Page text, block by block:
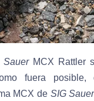
SauerMCX Rattler
fuera posible,
MCX de SIG Sauer